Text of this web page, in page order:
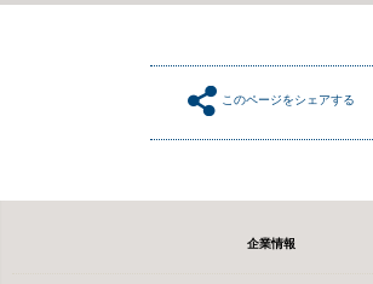
このページをシェアする
企業情報